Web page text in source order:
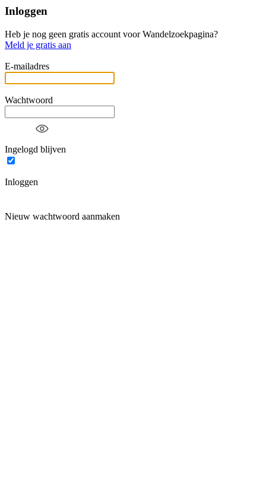
Inloggen
Heb je nog geen gratis account voor Wandelzoekpagina?
Meld je gratis aan
E-mailadres
Wachtwoord
Ingelogd blijven
Inloggen
Nieuw wachtwoord aanmaken